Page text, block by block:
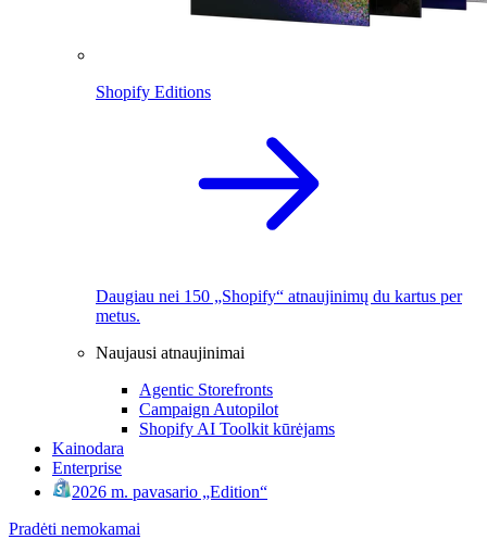
Shopify Editions
Daugiau nei 150 „Shopify“ atnaujinimų du kartus per
metus.
Naujausi atnaujinimai
Agentic Storefronts
Campaign Autopilot
Shopify AI Toolkit kūrėjams
Kainodara
Enterprise
2026 m. pavasario „Edition“
Pradėti nemokamai